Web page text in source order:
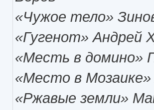
«Чужое тело»
«Гугенот» Андрей
«Месть в домино»
«Место в
«Ржавые земли»